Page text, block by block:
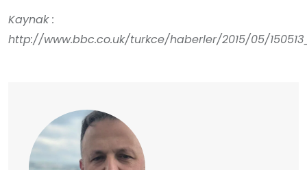
Kaynak :
http://www.bbc.co.uk/turkce/haberler/2015/05/